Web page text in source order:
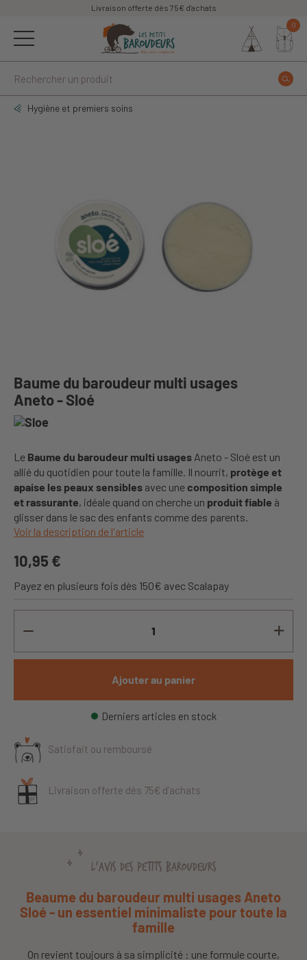
Livraison offerte dès 75€ d'achats
0
Hygiène et premiers soins
Baume du baroudeur multi usages
Aneto - Sloé
Le Baume du baroudeur multi usages Aneto - Sloé est un
allié du quotidien pour toute la famille. Il nourrit, protège et
apaise les peaux sensibles avec unecomposition simple
et rassurante, idéale quand on cherche un produit fiable à
glisser dans le sac des enfants comme des parents.
Voir la description de l'article
10,95 €
Payez en plusieurs fois dès 150€ avec Scalapay
Ajouter au panier
Derniers articles en stock
Satisfait ou remboursé
Livraison offerte dès 75€ d’achats
L'AVIS DES PETITS BAROUDEURS
Beaume du baroudeur multi usages Aneto
Sloé - un essentiel minimaliste pour toute la
famille
On revient toujours à sa simplicité : une formule courte,